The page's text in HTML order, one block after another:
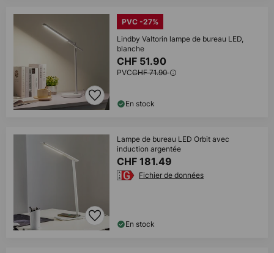
PVC -27%
Lindby Valtorin lampe de bureau LED,
blanche
CHF 51.90
PVCCHF 71.90
En stock
Lampe de bureau LED Orbit avec
induction argentée
CHF 181.49
Fichier de données
En stock